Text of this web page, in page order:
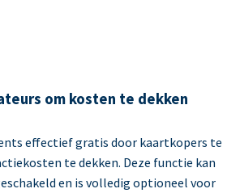
om kosten te dekken
effectief gratis door kaartkopers te
te dekken. Deze functie kan
en is volledig optioneel voor